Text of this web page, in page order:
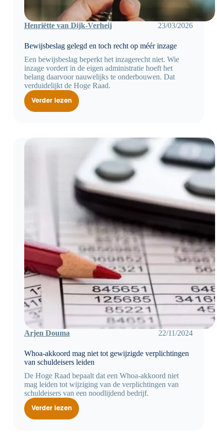
Henriëtte van Dijk-Verheij 23/03/2026
Bewijsbeslag gelegd en toch recht op méér inzage
Een bewijsbeslag beperkt het inzagerecht niet. Wie
inzage vordert in de eigen administratie hoeft het
belang daarvoor nauwelijks te onderbouwen. Dat
verduidelijkt de Hoge Raad.
Verder lezen
Bewijsbeslag
gelegd
Arjen Douma 22/11/2024
Whoa-akkoord mag niet tot gewijzigde verplichtingen
van schuldeisers leiden
De Hoge Raad bepaalt dat een Whoa-akkoord niet
mag leiden tot wijziging van de verplichtingen van
schuldeisers van een noodlijdend bedrijf.
Verder lezen
Whoa-
akkoord